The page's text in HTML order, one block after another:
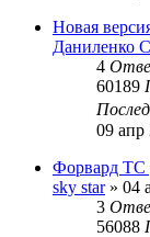
Новая
Даниленко
4
60189
09 апр
Форвард ТС
sky star» 04
3
56088